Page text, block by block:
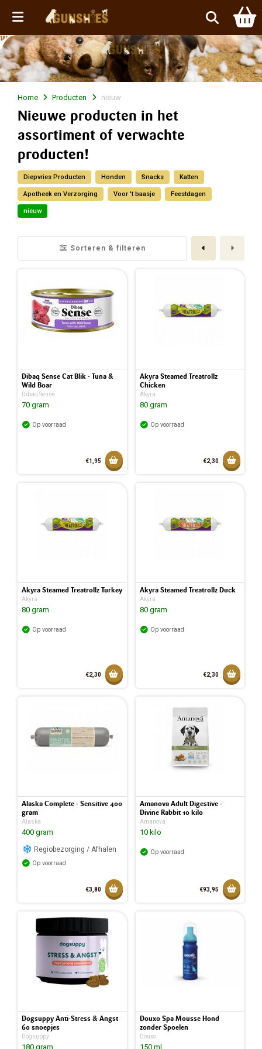
Menu
Home Producten nieuw
Nieuwe producten in het
assortiment of verwachte
producten!
Diepvries Producten Honden Snacks Katten
Apotheek en Verzorging Voor 't baasje Feestdagen
nieuw
Sorteren & filteren Vorige
Dibaq Sense Cat Blik - Tuna &
Wild Boar
Dibaq Sense
70 gram
Op voorraad
€1,95 Toevoegen aan mandje
Akyra Steamed Treatrollz
Chicken
Akyra
80 gram
Op voorraad
€2,30
Akyra Steamed Treatrollz Turkey
Akyra
80 gram
Op voorraad
€2,30 Toevoegen aan mandje
Toegevoegd aan mandje
Akyra Steamed Treatrollz Duck
Akyra
80 gram
Op voorraad
€2,30
Alaska Complete - Sensitive 400
gram
Alaska
400 gram
Regiobezorging / Afhalen
Op voorraad
€3,80 Toevoegen aan mandje
Amanova Adult Digestive -
Divine Rabbit 10 kilo
Amanova
10 kilo
Op voorraad
€93,95
Dogsuppy Anti-Stress & Angst
60 snoepjes
Dogsuppy
180 gram
Douxo Spa Mousse Hond
zonder Spoelen
Douxo
150 ml